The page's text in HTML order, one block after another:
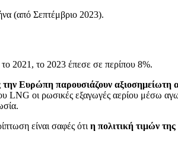
(από Σεπτέμβριο 2023).
2021, το 2023 έπεσε σε περίπου 8%.
την Ευρώπη παρουσιάζουν αξιοσημείωτη
LNG οι ρωσικές εξαγωγές αερίου μέσω
είναι σαφές ότιη πολιτική τιμών